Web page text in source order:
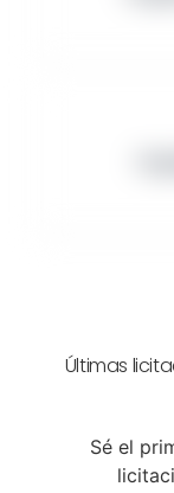
Últimas
Sé el